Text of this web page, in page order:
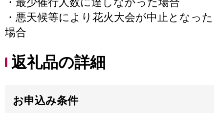
・悪天候等により花火大会が中止となった
場合
返礼品の詳細
お申込み条件